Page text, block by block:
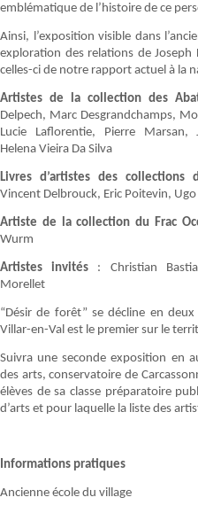
emblématique de l’histoire de ce
Ainsi, l’exposition visible dans
exploration des relations de
celles-ci de notre rapport actuel à la
Artistes de la collection des
Delpech, Marc Desgrandchamps,
Lucie Laflorentie, Pierre Marsan,
Helena Vieira Da Silva
Livres d’artistes des collections
Vincent Delbrouck, Eric Poitevin,
Artiste de la collection du Frac
Wurm
Artistes invités : Christian
Morellet
“Désir de forêt” se décline en
Villar-en-Val est le premier sur le
Suivra une seconde exposition en
des arts, conservatoire de
élèves de sa classe préparatoire
d’arts et pour laquelle la liste des
Informations pratiques
Ancienne école du village